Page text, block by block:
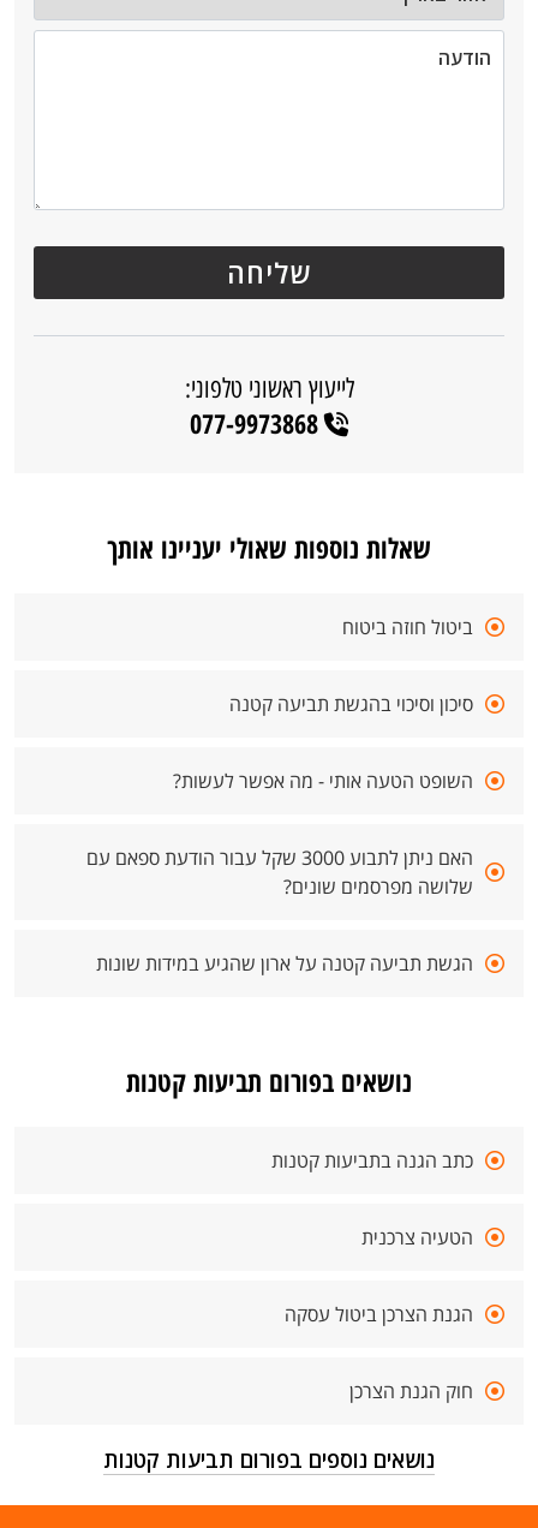
לייעוץ ראשוני טלפוני:
077-9973868
שאלות נוספות שאולי יעניינו אותך
ביטול חוזה ביטוח
סיכון וסיכוי בהגשת תביעה קטנה
השופט הטעה אותי - מה אפשר לעשות?
האם ניתן לתבוע 3000 שקל עבור הודעת ספאם עם
שלושה מפרסמים שונים?
הגשת תביעה קטנה על ארון שהגיע במידות שונות
נושאים בפורום תביעות קטנות
כתב הגנה בתביעות קטנות
הטעיה צרכנית
הגנת הצרכן ביטול עסקה
חוק הגנת הצרכן
נושאים נוספים בפורום תביעות קטנות